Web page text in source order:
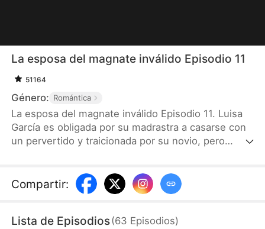
La esposa del magnate inválido Episodio 11
51164
Género: Romántica
La esposa del magnate inválido Episodio 11. Luisa
García es obligada por su madrastra a casarse con
un pervertido y traicionada por su novio, pero
silla de ruedas tras un accidente, su condición se
debe a un trauma psicológico. Con sinceridad y
volver a ponerse de pie. Gracias a su talento, Luisa
Compartir:
Lista de Episodios(63 Episodios)